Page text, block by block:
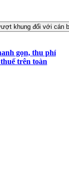
gọn, thu phí
trên toàn